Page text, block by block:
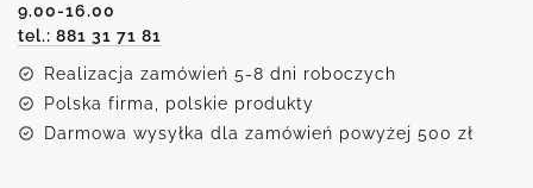
9.00-16.00
tel.: 881 31 71 81
Realizacja zamówień 5-8 dni roboczych
Polska firma, polskie produkty
Darmowa wysyłka dla zamówień powyżej 500 zł